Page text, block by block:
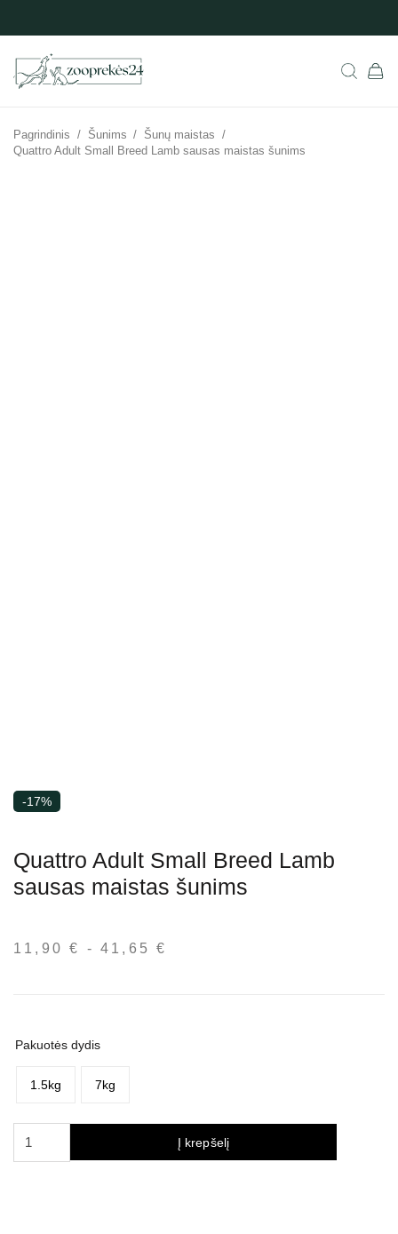
Pagrindinis / Šunims / Šunų maistas /
Quattro Adult Small Breed Lamb sausas maistas šunims
-17%
Quattro Adult Small Breed Lamb
sausas maistas šunims
11,90€ - 41,65€
Pakuotės dydis
1.5kg 7kg
Į krepšelį